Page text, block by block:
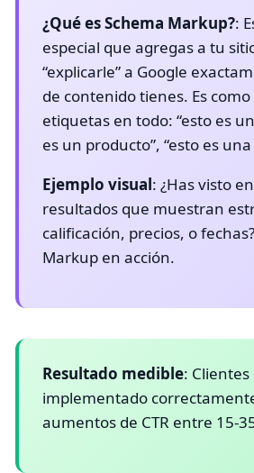
¿Qué es Schema Markup?:
especial que agregas a tu
“explicarle” a Google
de contenido tienes. Es
etiquetas en todo: “esto es
es un producto”, “esto es
Ejemplo visual: ¿Has visto
resultados que muestran
calificación, precios, o
Markup en acción.
Resultado medible: Clientes
implementado
aumentos de CTR entre 15-